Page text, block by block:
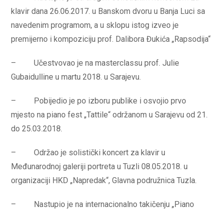
klavir dana 26.06.2017. u Banskom dvoru u Banja Luci sa
navedenim programom, a u sklopu istog izveo je
premijerno i kompoziciju prof. Dalibora Đukića „Rapsodija“
– Učestvovao je na masterclassu prof. Julie
Gubaidulline u martu 2018. u Sarajevu.
– Pobijedio je po izboru publike i osvojio prvo
mjesto na piano fest „Tattile“ održanom u Sarajevu od 21.
do 25.03.2018.
– Održao je solistički koncert za klavir u
Međunarodnoj galeriji portreta u Tuzli 08.05.2018. u
organizaciji HKD „Napredak“, Glavna podružnica Tuzla.
– Nastupio je na internacionalno takičenju „Piano